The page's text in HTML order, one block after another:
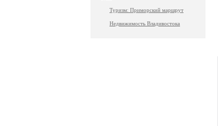
Туризм: Приморский маршрут
Недвижимость Владивостока